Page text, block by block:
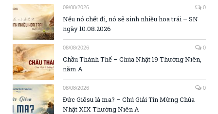
09/08/2026 0
Nếu nó chết đi, nó sẽ sinh nhiều hoa trái – SN
ngày 10.08.2026
08/08/2026 0
Chầu Thánh Thể – Chúa Nhật 19 Thường Niên,
năm A
08/08/2026 0
Đức Giêsu là ma? – Chú Giải Tin Mừng Chúa
Nhật XIX Thường Niên A